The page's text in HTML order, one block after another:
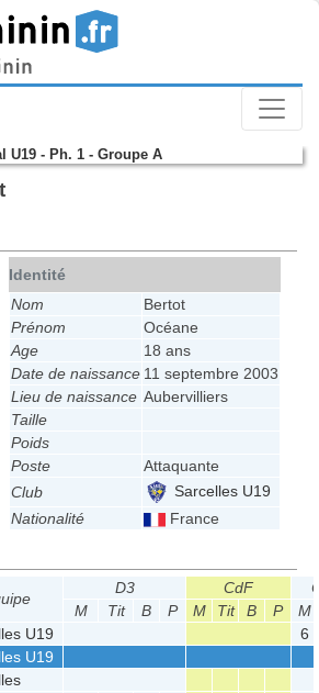
U19 - Ph. 1 - Groupe A
Identité
Nom
Bertot
Prénom
Océane
Age
18 ans
Date de naissance 11 septembre 2003
Lieu de naissance Aubervilliers
Taille
Poids
Poste
Attaquante
Club
Sarcelles U19
Nationalité
France
D3 CdF
M
Tit B P M Tit B P
M
U19
6
U19